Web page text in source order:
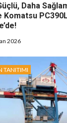
Daha
Komatsu
2026
TANITIMI